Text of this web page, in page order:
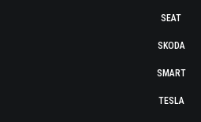
SEAT
SKODA
SMART
TESLA